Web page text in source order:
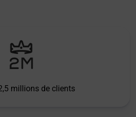
millions de clients